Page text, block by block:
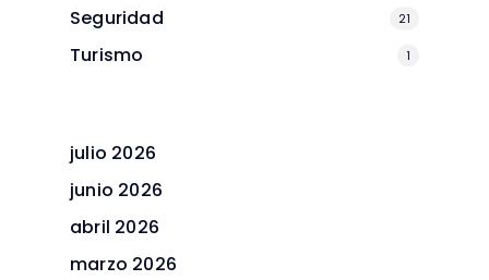
Seguridad 21
Turismo 1
julio 2026
junio 2026
abril 2026
marzo 2026